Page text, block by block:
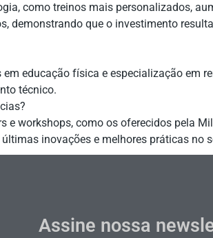
como treinos mais personalizados,
demonstrando que o investimento
educação física e especialização em
técnico.
e workshops, como os oferecidos pela
inovações e melhores práticas no
Assine nossa